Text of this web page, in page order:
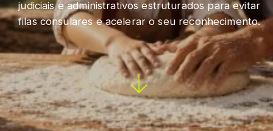
judiciais e administrativos estruturados para evitar
filas consulares e acelerar o seu reconhecimento.